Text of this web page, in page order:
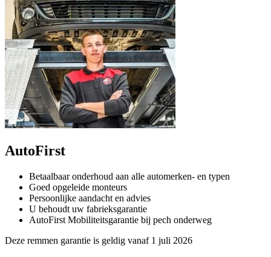
AutoFirst
Betaalbaar onderhoud aan alle automerken- en typen
Goed opgeleide monteurs
Persoonlijke aandacht en advies
U behoudt uw fabrieksgarantie
AutoFirst Mobiliteitsgarantie bij pech onderweg
Deze remmen garantie is geldig vanaf 1 juli 2026